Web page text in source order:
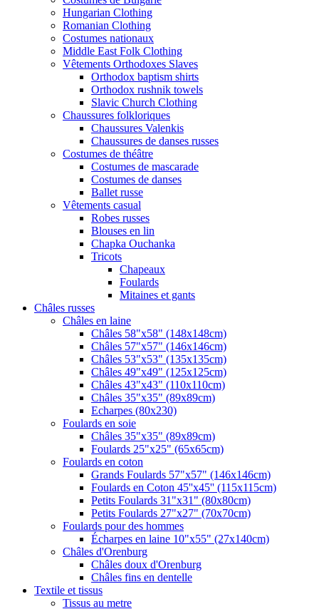
Hungarian Clothing
Romanian Clothing
Costumes nationaux
Middle East Folk Clothing
Vêtements Orthodoxes Slaves
Orthodox baptism shirts
Orthodox rushnik towels
Slavic Church Clothing
Chaussures folkloriques
Chaussures Valenkis
Chaussures de danses russes
Costumes de théâtre
Costumes de mascarade
Costumes de danses
Ballet russe
Vêtements casual
Robes russes
Blouses en lin
Chapka Ouchanka
Tricots
Chapeaux
Foulards
Mitaines et gants
Châles russes
Châles en laine
Châles 58"x58" (148x148cm)
Châles 57"x57" (146x146cm)
Châles 53"x53" (135x135cm)
Châles 49"x49" (125x125cm)
Châles 43"x43" (110x110cm)
Châles 35"x35" (89x89cm)
Echarpes (80х230)
Foulards en soie
Châles 35"x35" (89x89cm)
Foulards 25"x25" (65x65cm)
Foulards en coton
Grands Foulards 57"x57" (146x146cm)
Foulards en Coton 45''x45'' (115x115cm)
Petits Foulards 31"x31" (80x80cm)
Petits Foulards 27"x27" (70x70cm)
Foulards pour des hommes
Écharpes en laine 10"x55" (27x140cm)
Châles d'Orenburg
Châles doux d'Orenburg
Châles fins en dentelle
Textile et tissus
Tissus au metre